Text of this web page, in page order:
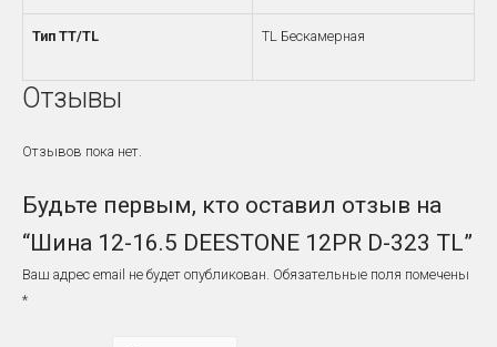
Тип TT/TL TL Бескамерная
Отзывы
Отзывов пока нет.
Будьте первым, кто оставил отзыв на
“Шина 12-16.5 DEESTONE 12PR D-323 TL”
Ваш адрес email не будет опубликован. Обязательные поля помечены
*